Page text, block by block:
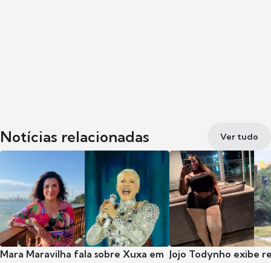
Notícias relacionadas Ver tudo
Mara Maravilha fala sobre Xuxa em Jojo Todynho exibe